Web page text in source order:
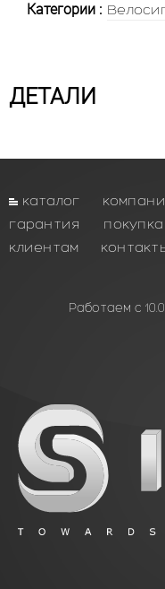
Категории :
ДЕТАЛИ
каталог
гарантия
покупка
клиентам
Работаем с